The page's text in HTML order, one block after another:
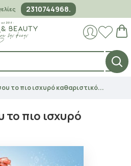
2310744968.
το πιο ισχυρό καθαριστικό...
το πιο ισχυρό